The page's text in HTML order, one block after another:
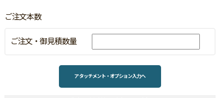
ご注文本数
ご注文・御見積数量
アタッチメント・オプション入力へ